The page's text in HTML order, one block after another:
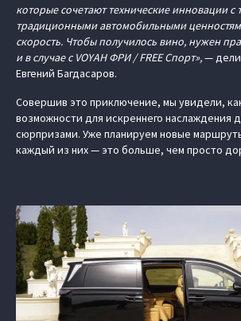
которые сочетают технические инновации с
традиционными автомобильными
скорость. Чтобы получилось вино, нужен
и в случае с VOYAH ФРИ / FREE Спорт»,—
Евгений Багдасаров.
Совершив это приключение, мы увидели,
возможности для искреннего наслаждения
сюрпризами. Уже планируем новые
каждый из них — это больше, чем просто